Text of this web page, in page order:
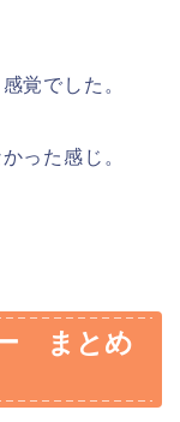
覚でした。
った感じ。
まとめ